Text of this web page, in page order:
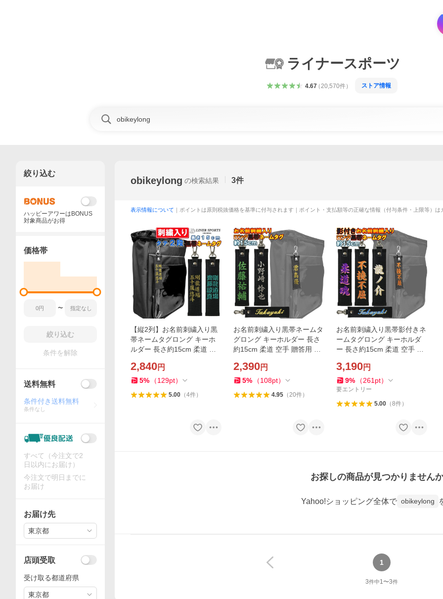
ライナースポーツ
4.67（ 20,570件） ストア情報
obikeylong の検索結果 3件
表示情報について ｜ポイントは原則税抜価格を基準に付与されます｜ポイント・支払額等の正確な情報（付与条件・上限等）
【縦2列】お名前刺繍入り黒
帯ネームタグロング キーホ
ルダー 長さ約15cm 柔道 空
ント 名入れ ライナースポー
ツオリジナル
2,840円
5% （129pt）
5.00（4件）
お名前刺繍入り黒帯ネームタ
グロング キーホルダー 長さ
約15cm 柔道 空手 贈答用 卒
レゼント 名入れ ライナース
ポーツオリジナル
2,390円
5% （108pt）
4.95（20件）
お名前刺繍入り黒帯影付きネ
ームタグロング キーホルダ
ー 長さ約15cm 柔道 空手 名
プレゼント 名入れ ライナー
スポーツオリジナル
3,190円
9% （261 pt）
要エントリー
5.00（8件）
お探しの商品が見つかりません
Yahoo!ショッピング全体で obikeylong
1
3件中1〜3件
絞り込む
ハッピーアワーはBONUS
対象商品がお得
価格帯
〜
絞り込む
条件を解除
送料無料
条件付き送料無料
条件なし
すべて（今注文で2
日以内にお届け）
今注文で明日までに
お届け
お届け先
東京都
店頭受取
受け取る都道府県
東京都